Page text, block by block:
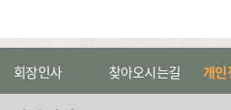
회장인사 찾아오시는길 개인